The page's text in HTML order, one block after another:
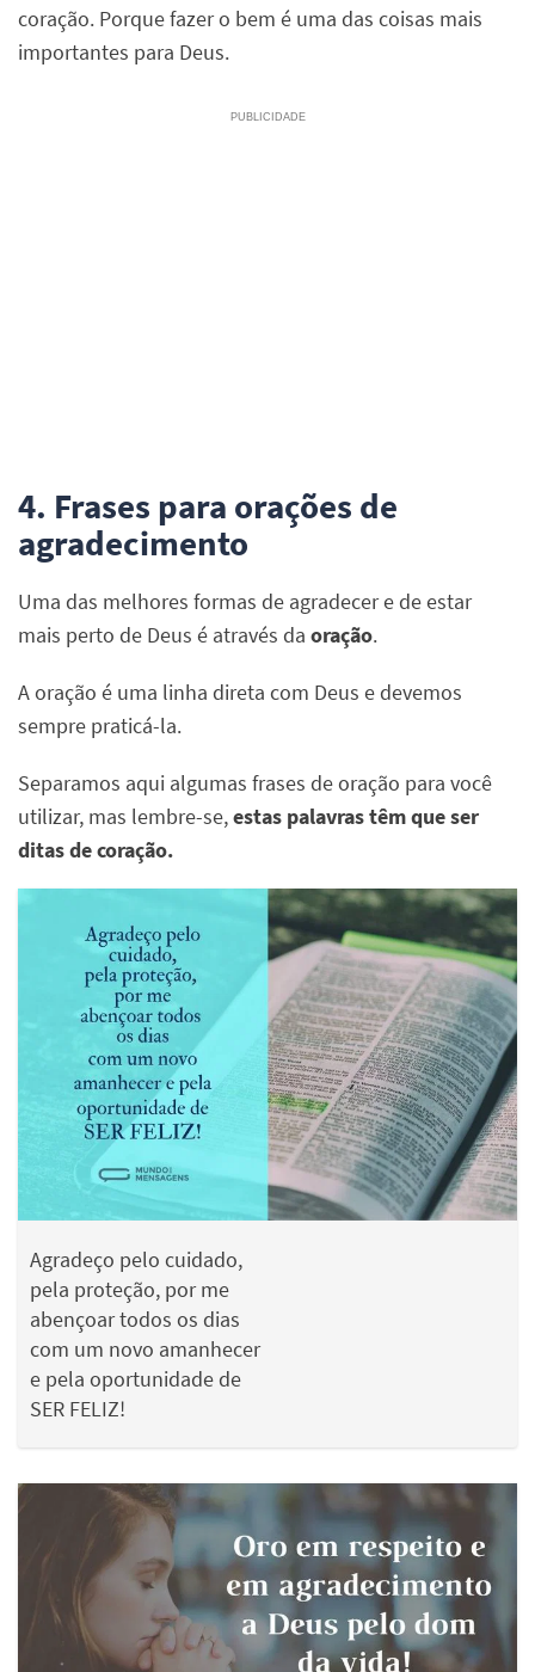
coração. Porque fazer o bem é uma das coisas mais
importantes para Deus.
4. Frases para orações de
agradecimento
Uma das melhores formas de agradecer e de estar
mais perto de Deus é através da oração.
A oração é uma linha direta com Deus e devemos
sempre praticá-la.
Separamos aqui algumas frases de oração para você
utilizar, mas lembre-se,estas palavras têm que ser
ditas de coração.
Agradeço pelo cuidado,
pela proteção, por me
abençoar todos os dias
com um novo amanhecer
e pela oportunidade de
SER FELIZ!